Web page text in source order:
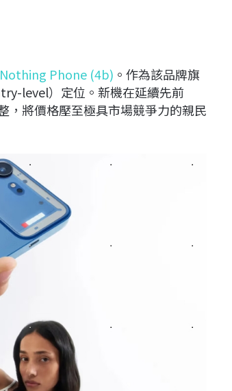
Nothing Phone (4b) 。作為該品牌旗
level）定位。新機在延續先前
，將價格壓至極具市場競爭力的親民